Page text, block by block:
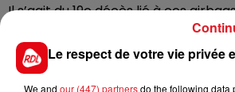
Il s’agit du 19e décès lié à ces
défaut ? Un risque d’explosion au
projetant des fragments
Le dispositif est particulièrement
et au vieillissement.
Le respect de votre vie privée
We and our (447) partnersdo the following data